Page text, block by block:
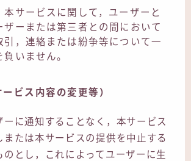
本サービスに関して，ユーザーと
ザーまたは第三者との間において
引，連絡または紛争等について一
負いません。
ビス内容の変更等）
ーに通知することなく，本サービス
または本サービスの提供を中止する
のとし，これによってユーザーに生